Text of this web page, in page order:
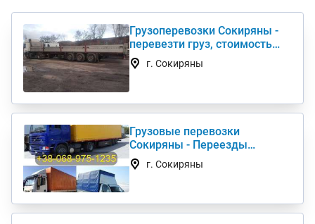
Грузоперевозки Сокиряны -
перевезти груз, стоимость
услуги недорого
г. Сокиряны
Грузовые перевозки
Сокиряны - Переезды
Грузчики Фура Газель
г. Сокиряны